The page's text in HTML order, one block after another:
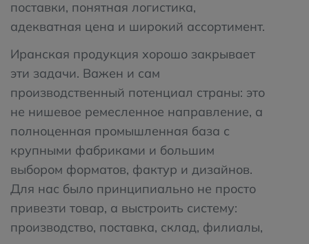
поставки, понятная логистика,
адекватная цена и широкий ассортимент.
Иранская продукция хорошо закрывает
эти задачи. Важен и сам
производственный потенциал страны: это
не нишевое ремесленное направление, а
полноценная промышленная база с
крупными фабриками и большим
выбором форматов, фактур и дизайнов.
Для нас было принципиально не просто
привезти товар, а выстроить систему:
производство, поставка, склад, филиалы,